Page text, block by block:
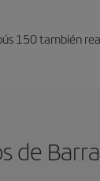
150 también
de